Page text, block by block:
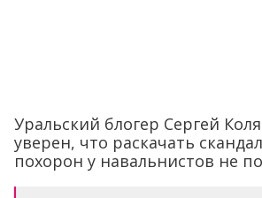
Уральский блогер Сергей
уверен, что раскачать
похорон у навальнистов не